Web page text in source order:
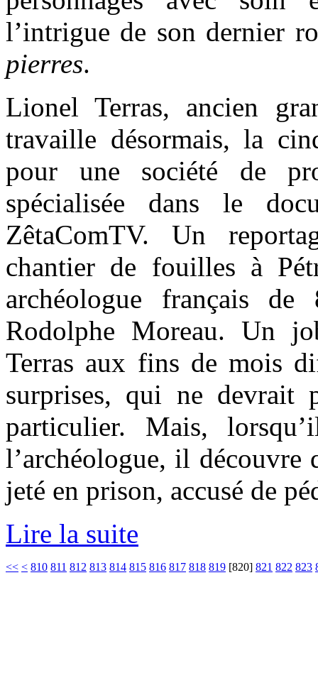
l’intrigue de son dernier
pierres.
Lionel Terras, ancien
travaille désormais, la
pour une société de
spécialisée dans le
ZêtaComTV. Un
chantier de fouilles à
archéologue français
Rodolphe Moreau. Un
Terras aux fins de mois
surprises, qui ne devrait
particulier. Mais,
l’archéologue, il découvre
jeté en prison, accusé de
Lire la suite
<< < 810 811 812 813 814 815 816 817 818 819 [820] 821 822 823